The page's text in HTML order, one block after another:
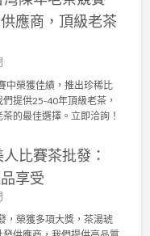
應商，頂級老茶
中榮獲佳績，推出珍稀比
提供25-40年頂級老茶，
的最佳選擇。立即洽詢！
比賽茶批發：
享受
，榮獲多項大獎，茶湯琥